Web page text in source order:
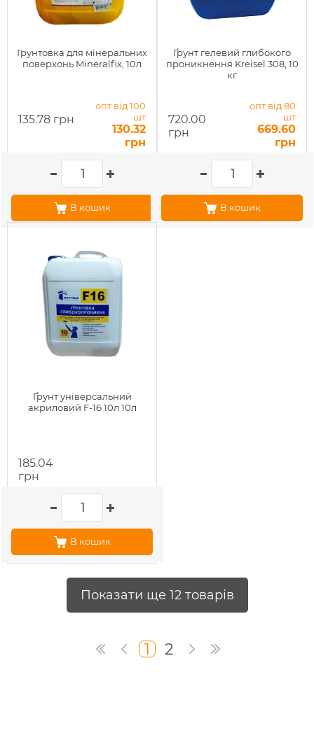
Грунтовка для мінеральних
поверхонь Mineralfix, 10л
135.78 грн
опт від 100
шт
130.32
грн
В кошик
Ґрунт гелевий глибокого
проникнення Kreisel 308, 10
кг
720.00
грн
опт від 80
шт
669.60
грн
В кошик
Ґрунт універсальний
акриловий F-16 10л 10л
185.04
грн
В кошик
Показати ще 12 товарів
1 2